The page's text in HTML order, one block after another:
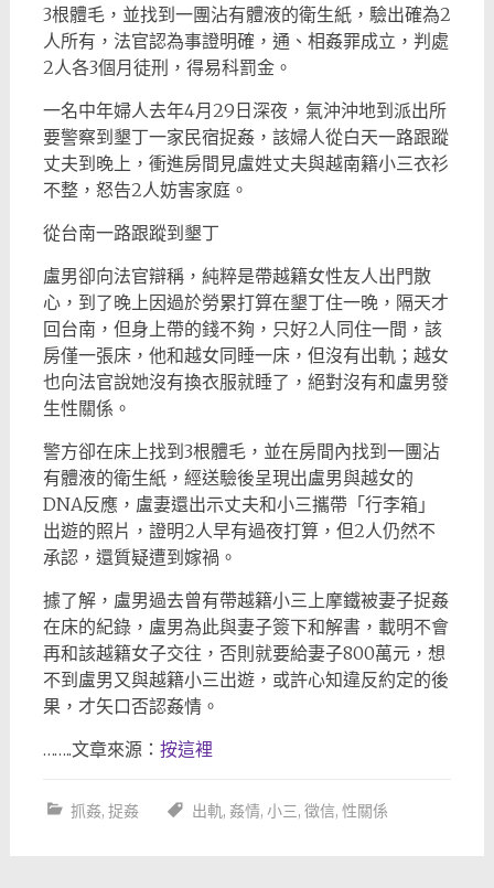
3根體毛，並找到一團沾有體液的衛生紙，驗出確為2
人所有，法官認為事證明確，通、相姦罪成立，判處
2人各3個月徒刑，得易科罰金。
一名中年婦人去年4月29日深夜，氣沖沖地到派出所
要警察到墾丁一家民宿捉姦，該婦人從白天一路跟蹤
丈夫到晚上，衝進房間見盧姓丈夫與越南籍小三衣衫
不整，怒告2人妨害家庭。
從台南一路跟蹤到墾丁
盧男卻向法官辯稱，純粹是帶越籍女性友人出門散
心，到了晚上因過於勞累打算在墾丁住一晚，隔天才
回台南，但身上帶的錢不夠，只好2人同住一間，該
房僅一張床，他和越女同睡一床，但沒有出軌；越女
也向法官說她沒有換衣服就睡了，絕對沒有和盧男發
生性關係。
警方卻在床上找到3根體毛，並在房間內找到一團沾
有體液的衛生紙，經送驗後呈現出盧男與越女的
DNA反應，盧妻還出示丈夫和小三攜帶「行李箱」
出遊的照片，證明2人早有過夜打算，但2人仍然不
承認，還質疑遭到嫁禍。
據了解，盧男過去曾有帶越籍小三上摩鐵被妻子捉姦
在床的紀錄，盧男為此與妻子簽下和解書，載明不會
再和該越籍女子交往，否則就要給妻子800萬元，想
不到盧男又與越籍小三出遊，或許心知違反約定的後
果，才矢口否認姦情。
……..文章來源： 按這裡
抓姦, 捉姦 出軌, 姦情, 小三, 徵信, 性關係